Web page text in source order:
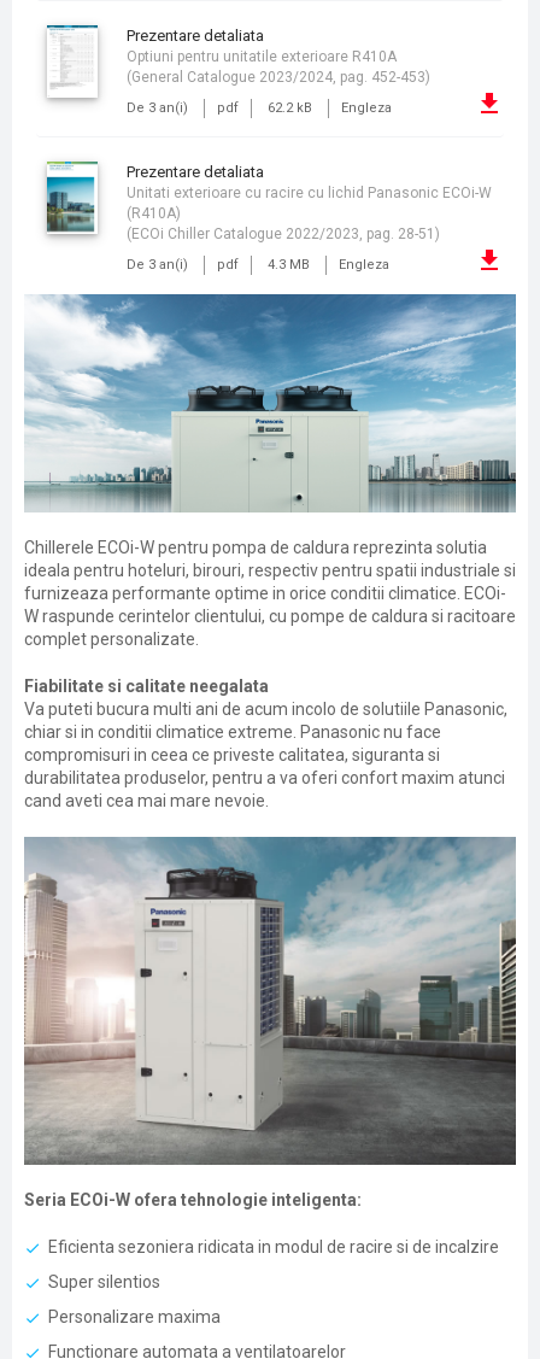
prezentare detaliata
De 3 an(i) pdf 62.2 kB Engleza
Optiuni pentru unitatile exterioare R410A
(General Catalogue 2023/2024, pag. 452-453)
prezentare detaliata
De 3 an(i) pdf 4.3 MB Engleza
Unitati exterioare cu racire cu lichid Panasonic ECOi-W
(R410A)
(ECOi Chiller Catalogue 2022/2023, pag. 28-51)
Chillerele ECOi-W pentru pompa de caldura reprezinta solutia
ideala pentru hoteluri, birouri, respectiv pentru spatii industriale si
furnizeaza performante optime in orice conditii climatice. ECOi-
W raspunde cerintelor clientului, cu pompe de caldura si racitoare
complet personalizate.
Fiabilitate si calitate neegalata
Va puteti bucura multi ani de acum incolo de solutiile Panasonic,
chiar si in conditii climatice extreme. Panasonic nu face
compromisuri in ceea ce priveste calitatea, siguranta si
durabilitatea produselor, pentru a va oferi confort maxim atunci
cand aveti cea mai mare nevoie.
Seria ECOi-W ofera tehnologie inteligenta:
Eficienta sezoniera ridicata in modul de racire si de incalzire
Super silentios
Personalizare maxima
Functionare automata a ventilatoarelor